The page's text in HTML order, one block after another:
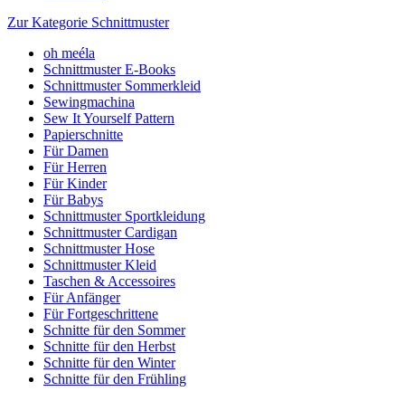
Zur Kategorie Schnittmuster
oh meéla
Schnittmuster E-Books
Schnittmuster Sommerkleid
Sewingmachina
Sew It Yourself Pattern
Papierschnitte
Für Damen
Für Herren
Für Kinder
Für Babys
Schnittmuster Sportkleidung
Schnittmuster Cardigan
Schnittmuster Hose
Schnittmuster Kleid
Taschen & Accessoires
Für Anfänger
Für Fortgeschrittene
Schnitte für den Sommer
Schnitte für den Herbst
Schnitte für den Winter
Schnitte für den Frühling